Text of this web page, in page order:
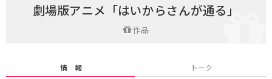
劇場版アニメ「はいからさんが通る」
作品
情 報 トーク